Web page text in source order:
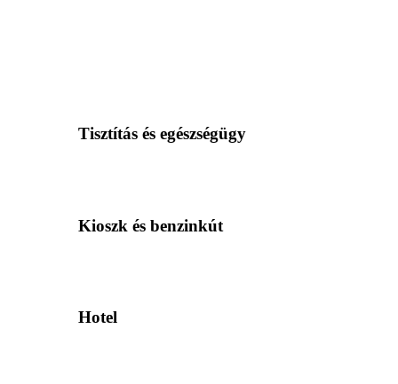
Tisztítás és egészségügy
Kioszk és benzinkút
Hotel